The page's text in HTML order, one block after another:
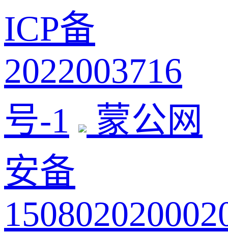
ICP备
2022003716
号-1
蒙公网
安备